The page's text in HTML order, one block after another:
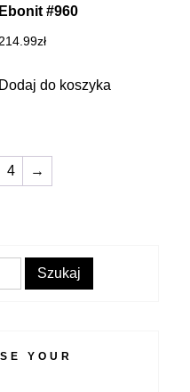
Ebonit #960
214.99zł
Dodaj do koszyka
4 →
Szukaj
YOUR